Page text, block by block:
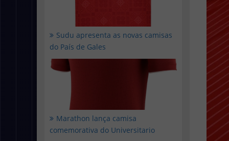
Sudu apresenta as novas camisas
do País de Gales
Marathon lança camisa
comemorativa do Universitario